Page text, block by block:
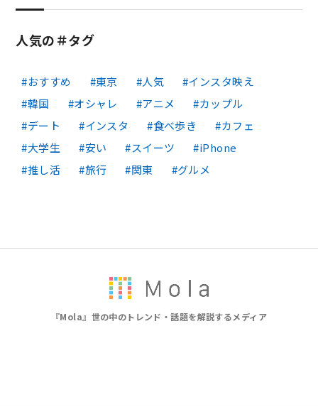
人気の＃タグ
おすすめ 東京 人気
インスタ映え
韓国
オシャレ アニメ
カップル
デート
インスタ 食べ歩き
カフェ
大学生
安い スイーツ
iPhone
推し活
旅行 関東 グルメ
『Mola』世の中のトレンド・話題を解説するメディア